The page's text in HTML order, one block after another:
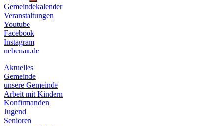
Show
sub
menu
Gemeindekalender
Veranstaltungen
Youtube
Facebook
Instagram
nebenan.de
Aktuelles
Gemeinde
unsere Gemeinde
Arbeit mit Kindern
Konfirmanden
Jugend
Senioren